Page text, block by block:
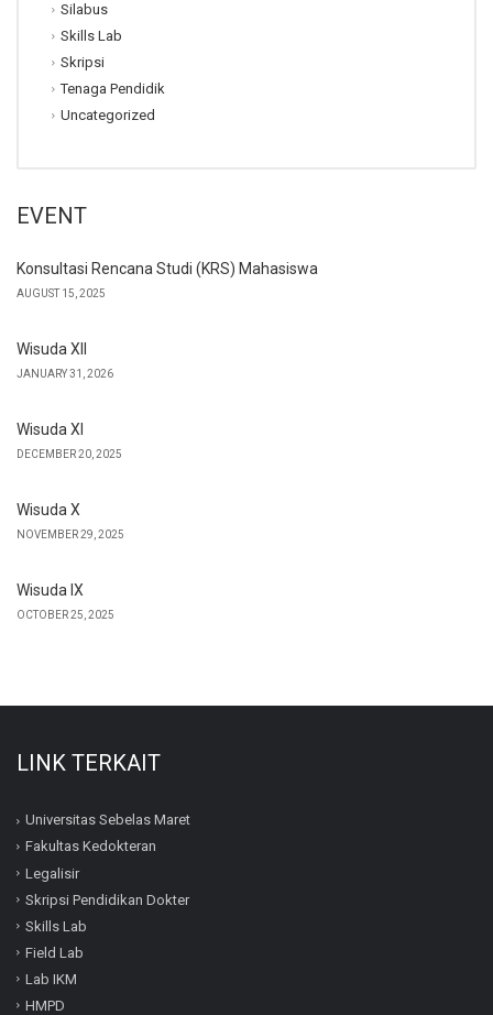
Silabus
Skills Lab
Skripsi
Tenaga Pendidik
Uncategorized
EVENT
Konsultasi Rencana Studi (KRS) Mahasiswa
AUGUST 15, 2025
Wisuda XII
JANUARY 31, 2026
Wisuda XI
DECEMBER 20, 2025
Wisuda X
NOVEMBER 29, 2025
Wisuda IX
OCTOBER 25, 2025
LINK TERKAIT
Universitas Sebelas Maret
Fakultas Kedokteran
Legalisir
Skripsi Pendidikan Dokter
Skills Lab
Field Lab
Lab IKM
HMPD